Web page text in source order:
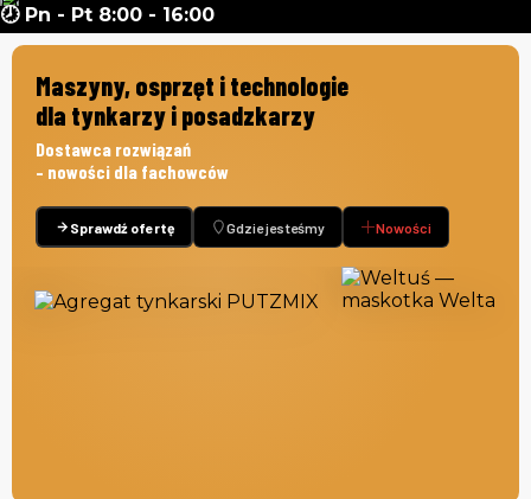
🕗 Pn - Pt 8:00 - 16:00
Maszyny, osprzęt i technologie
dla tynkarzy i posadzkarzy
Dostawca rozwiązań
– nowości dla fachowców
Sprawdź ofertę Gdzie jesteśmy Nowości